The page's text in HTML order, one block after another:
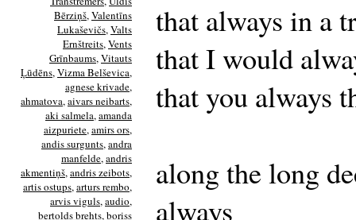
Bērziņš,Valentīns
Lukaševičs,Valts
Ernštreits,Vents
Grīnbaums,Vitauts
Ļūdēns,Vizma Belševica,
agnese krivade,
ahmatova,aivars neibarts,
aki salmela,amanda
aizpuriete,amirs ors,
andis surgunts,andra
manfelde,andris
akmentiņš,andris zeibots,
artis ostups,arturs rembo,
arvis viguls,audio,
bertolds brehts,boriss
that always in a
that I would
that you always
along the long
always